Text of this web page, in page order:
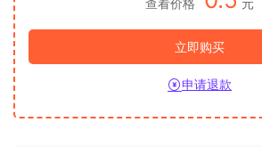
查看价格 元
立即购买
申请退款